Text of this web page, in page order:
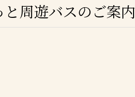
周遊バスのご案内